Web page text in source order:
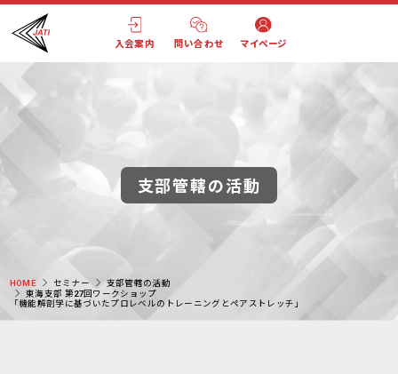
入会案内 問い合わせ マイページ
支部管轄の活動
HOME セミナー
支部管轄の活動
東海支部 第27回ワークショップ
「機能解剖学に基づいたプロレベルのトレーニングとペアストレッチ」